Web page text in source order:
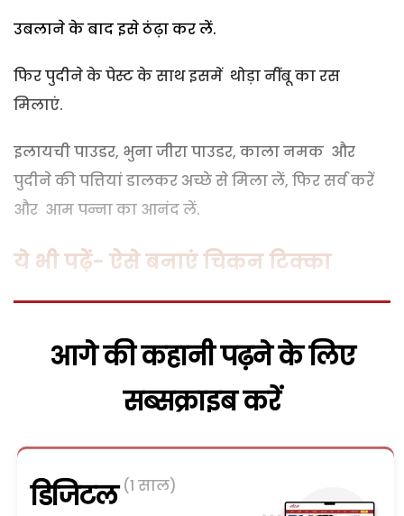
उबलाने के बाद इसे ठंढ़ा कर लें.
फिर पुदीने के पेस्ट के साथ इसमें थोड़ा नींबू का रस
मिलाएं.
इलायची पाउडर, भुना जीरा पाउडर, काला नमक और
पुदीने की पत्तियां डालकर अच्छे से मिला लें, फिर सर्व करें
और आम पन्ना का आनंद लें.
ये भी पढ़ें- ऐसे बनाएं चिकन टिक्का
आगे की कहानी पढ़ने के लिए
सब्सक्राइब करें
डिजिटल (1 साल)